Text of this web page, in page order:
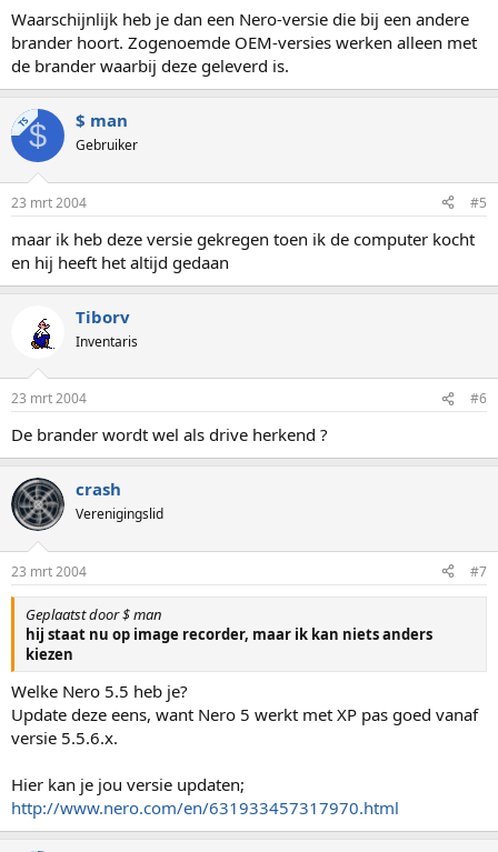
Waarschijnlijk heb je dan een Nero-versie die bij een andere
brander hoort. Zogenoemde OEM-versies werken alleen met
de brander waarbij deze geleverd is.
TS$ $ man
Gebruiker
23 mrt 2004 #5
maar ik heb deze versie gekregen toen ik de computer kocht
en hij heeft het altijd gedaan
Tiborv
Inventaris
23 mrt 2004 #6
De brander wordt wel als drive herkend ?
crash
Verenigingslid
23 mrt 2004 #7
Geplaatst door $ man
hij staat nu op image recorder, maar ik kan niets anders
kiezen
Welke Nero 5.5 heb je?
Update deze eens, want Nero 5 werkt met XP pas goed vanaf
versie 5.5.6.x.
Hier kan je jou versie updaten;
http://www.nero.com/en/631933457317970.html